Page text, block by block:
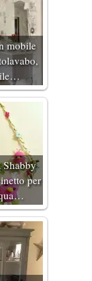
mobile
Shabby
per